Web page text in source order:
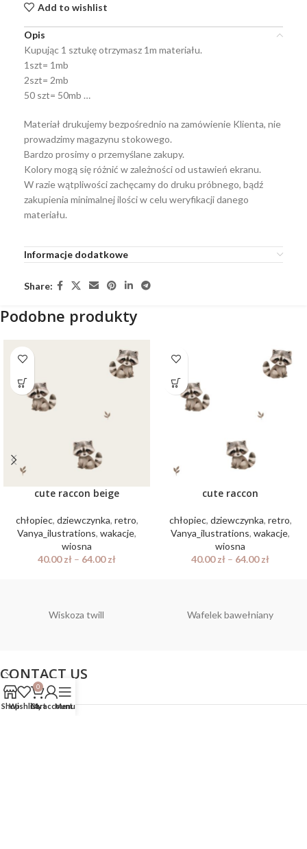
Add to wishlist
Opis
Kupując 1 sztukę otrzymasz 1m materiału.
1szt= 1mb
2szt= 2mb
50 szt= 50mb …
Materiał drukujemy bezpośrednio na zamówienie Klienta, nie
prowadzimy magazynu stokowego.
Bardzo prosimy o przemyślane zakupy.
Kolory mogą się różnić w zależności od ustawień ekranu.
W razie wątpliwości zachęcamy do druku próbnego, bądź
zakupienia minimalnej ilości w celu weryfikacji danego
materiału.
Informacje dodatkowe
Share:
Podobne produkty
cute raccon beige
chłopiec, dziewczynka, retro,
Vanya_ilustrations, wakacje,
wiosna
40.00zł – 64.00zł
cute raccon
chłopiec, dziewczynka, retro,
Vanya_ilustrations, wakacje,
wiosna
40.00zł – 64.00zł
Wiskoza twill Wafelek bawełniany
CONTACT US
ShopWishlist
0
Cart
My account
Menu